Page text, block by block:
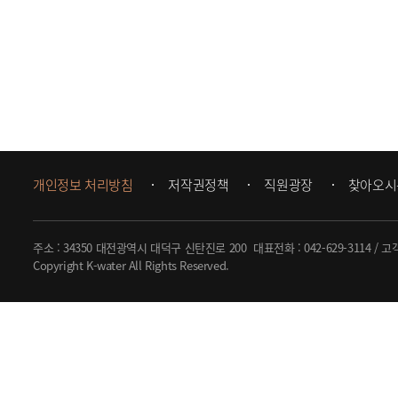
개인정보 처리방침 저작권정책 직원광장 찾아오
주소 : 34350 대전광역시 대덕구 신탄진로 200 대표전화 :042-629-3114/ 고
Copyright K-water All Rights Reserved.